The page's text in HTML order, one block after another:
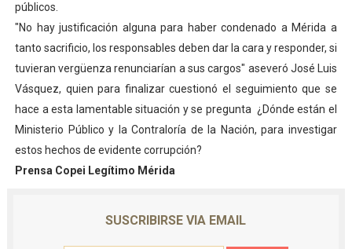
públicos.
"No hay justificación alguna para haber condenado a Mérida a
tanto sacrificio, los responsables deben dar la cara y responder, si
tuvieran vergüenza renunciarían a sus cargos" aseveró José Luis
Vásquez, quien para finalizar cuestionó el seguimiento que se
hace a esta lamentable situación y se pregunta ¿Dónde están el
Ministerio Público y la Contraloría de la Nación, para investigar
estos hechos de evidente corrupción?
Prensa Copei Legítimo Mérida
SUSCRIBIRSE VIA EMAIL